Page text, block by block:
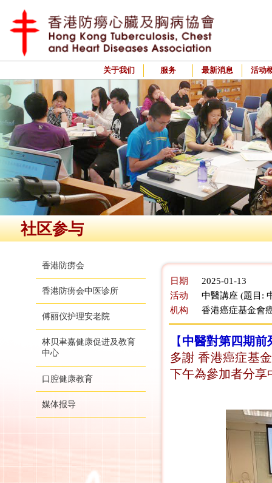
关于我们 服务 最新消息 活动
社区参与
香港防痨会
香港防痨会中医诊所
傅丽仪护理安老院
林贝聿嘉健康促进及教育
中心
口腔健康教育
媒体报导
日期
2025-01-13
活动
中醫講座 (題目:
机构
香港癌症基金會
【中醫對第四期前
多謝 香港癌症基
下午為參加者分享